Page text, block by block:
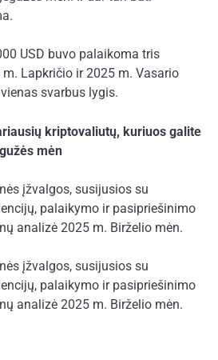
USD buvo palaikoma tris
Lapkričio ir 2025 m. Vasario
svarbus lygis.
kriptovaliutų, kuriuos galite
mėn